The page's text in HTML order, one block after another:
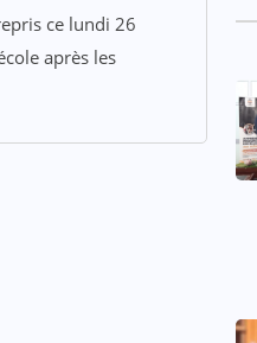
ce lundi 26
après les